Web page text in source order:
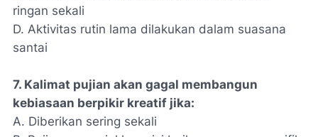
ringan sekali
D. Aktivitas rutin lama dilakukan dalam suasana
santai
7. Kalimat pujian akan gagal membangun
kebiasaan berpikir kreatif jika:
A. Diberikan sering sekali